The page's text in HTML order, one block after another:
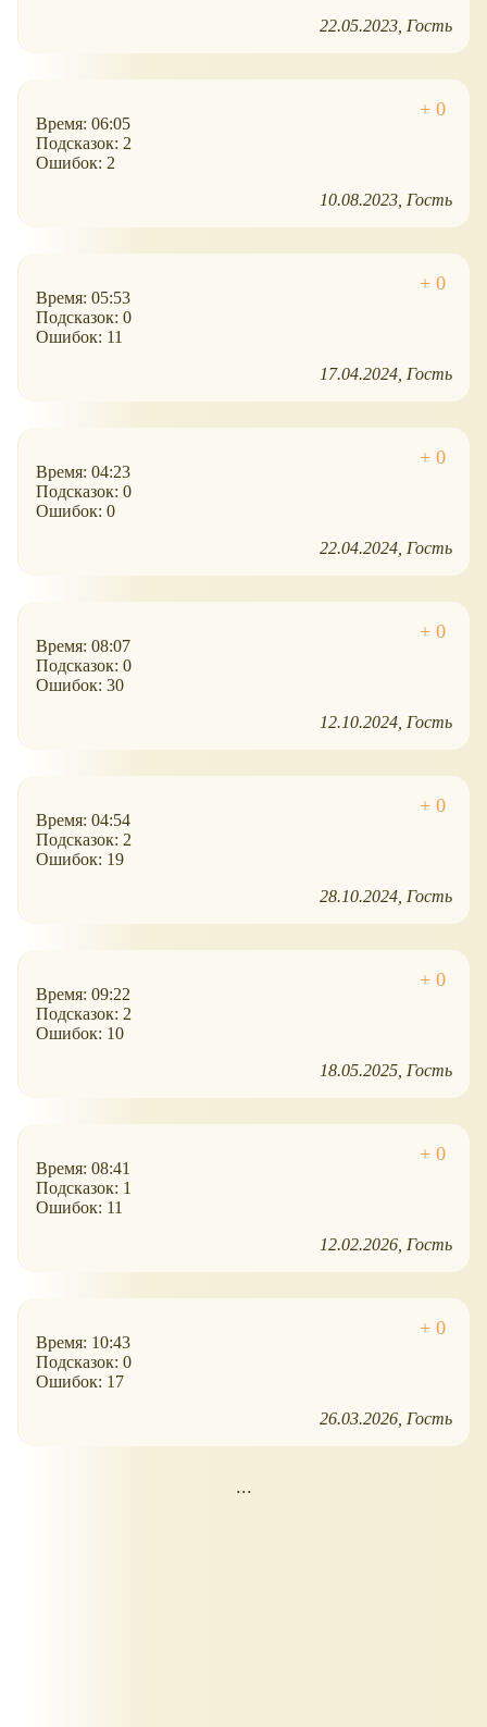
22.05.2023 Гость
Время: 06:05
Подсказок: 2
Ошибок: 2
10.08.2023 Гость
Время: 05:53
Подсказок: 0
Ошибок: 11
17.04.2024 Гость
Время: 04:23
Подсказок: 0
Ошибок: 0
22.04.2024 Гость
Время: 08:07
Подсказок: 0
Ошибок: 30
12.10.2024 Гость
Время: 04:54
Подсказок: 2
Ошибок: 19
28.10.2024 Гость
Время: 09:22
Подсказок: 2
Ошибок: 10
18.05.2025 Гость
Время: 08:41
Подсказок: 1
Ошибок: 11
12.02.2026 Гость
Время: 10:43
Подсказок: 0
Ошибок: 17
26.03.2026 Гость
...